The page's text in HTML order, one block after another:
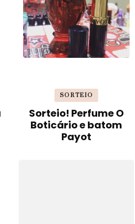
SORTEIO
Sorteio! Perfume O
Boticário e batom
Payot